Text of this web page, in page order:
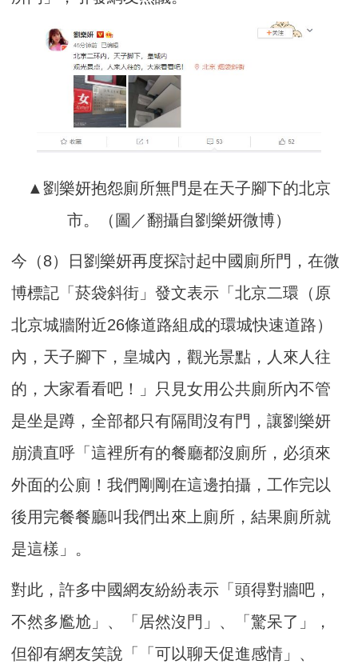
▲劉樂妍抱怨廁所無門是在天子腳下的北京
市。（圖／翻攝自劉樂妍微博）
今（8）日劉樂妍再度探討起中國廁所門，在微
博標記「菸袋斜街」發文表示「北京二環（原
北京城牆附近26條道路組成的環城快速道路）
內，天子腳下，皇城內，觀光景點，人來人往
的，大家看看吧！」只見女用公共廁所內不管
是坐是蹲，全部都只有隔間沒有門，讓劉樂妍
崩潰直呼「這裡所有的餐廳都沒廁所，必須來
外面的公廁！我們剛剛在這邊拍攝，工作完以
後用完餐餐廳叫我們出來上廁所，結果廁所就
是這樣」。
對此，許多中國網友紛紛表示「頭得對牆吧，
不然多尷尬」、「居然沒門」、「驚呆了」，
但卻有網友笑說「「可以聊天促進感情」、